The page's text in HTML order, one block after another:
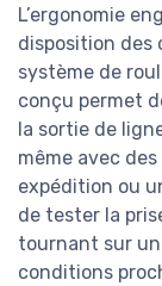
L’ergonomie
disposition des
système de
conçu permet
la sortie de
même avec
expédition ou
de tester la
tournant sur
conditions